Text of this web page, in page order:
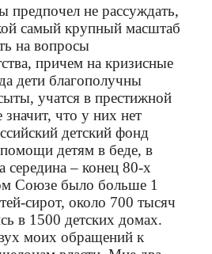
предпочел не рассуждать,
самый крупный масштаб
на вопросы
причем на кризисные
дети благополучны
учатся в престижной
что у них нет
детский фонд
детям в беде, в
середина – конец 80‑х
Союзе было больше 1
сирот, около 700 тысяч
в 1500 детских домах.
моих обращений к